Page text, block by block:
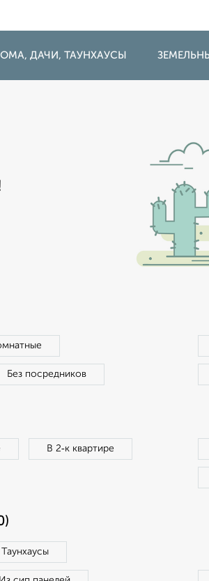
ДАЧИ, ТАУНХАУСЫ
Без посредников
В 2‑к квартире
Таунхаусы